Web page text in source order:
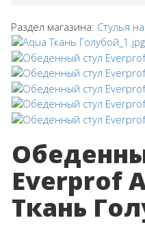
Раздел магазина: Стулья
Everprof
Ткань